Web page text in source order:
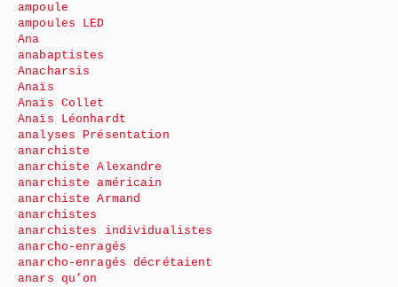
ampoule
ampoules LED
Ana
anabaptistes
Anacharsis
Anaïs
Anaïs Collet
Anaïs Léonhardt
analyses Présentation
anarchiste
anarchiste Alexandre
anarchiste américain
anarchiste Armand
anarchistes
anarchistes individualistes
anarcho-enragés
anarcho-enragés décrétaient
anars qu’on